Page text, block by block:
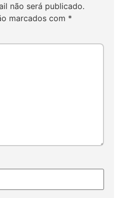
não será publicado.
marcados com *